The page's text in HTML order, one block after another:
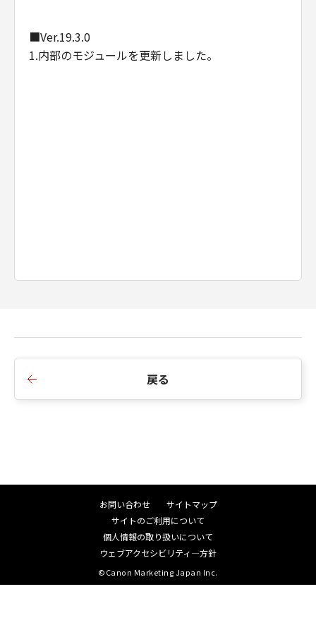
■Ver.19.3.0
1.内部のモジュールを更新しました。
戻る
お問い合わせ
サイトマップ
サイトのご利用について
個人情報の取り扱いについて
ウェブアクセシビリティ―方針
©Canon Marketing Japan Inc.